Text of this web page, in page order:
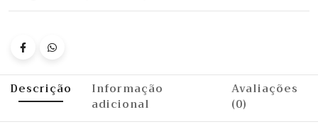
Descrição
Informação
adicional
Avaliações
(0)